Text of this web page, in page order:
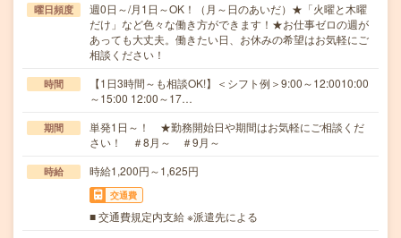
曜日頻度
週0日～/月1日～OK！（月～日のあいだ）★「火曜と木曜
だけ」など色々な働き方ができます！★お仕事ゼロの週が
あっても大丈夫。働きたい日、お休みの希望はお気軽にご
相談ください！
時間
【1日3時間～も相談OK!】＜シフト例＞9:00～12:0010:00
～15:00 12:00～17…
期間
単発1日～！ ★勤務開始日や期間はお気軽にご相談くだ
さい！ ＃8月～ ＃9月～
時給 時給1,200円～1,625円
交通費
■ 交通費規定内支給 ※派遣先による